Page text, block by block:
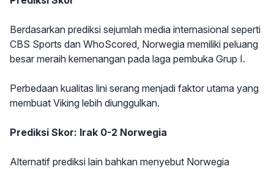
Berdasarkan prediksi sejumlah media internasional seperti
CBS Sports dan WhoScored, Norwegia memiliki peluang
besar meraih kemenangan pada laga pembuka Grup I.
Perbedaan kualitas lini serang menjadi faktor utama yang
membuat Viking lebih diunggulkan.
Prediksi Skor: Irak 0-2 Norwegia
Alternatif prediksi lain bahkan menyebut Norwegia